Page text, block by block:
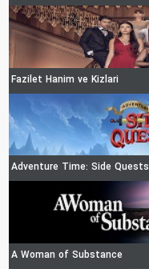
Fazilet Hanim ve Kizlari
Adventure Time: Side Quests
A Woman of Substance